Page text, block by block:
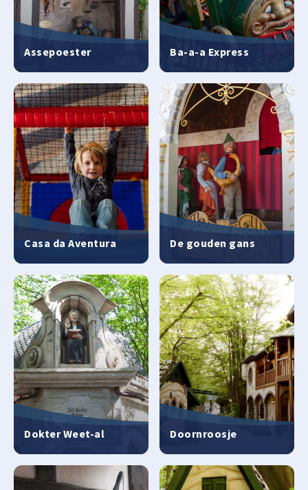
Assepoester Ba-a-a Express
Casa da Aventura De gouden gans
Dokter Weet-al Doornroosje